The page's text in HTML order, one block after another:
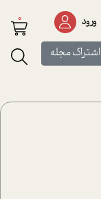
ورود
اشتراک مجله
0